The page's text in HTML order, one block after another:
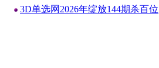
3D单选网2026年绽放144期杀百位